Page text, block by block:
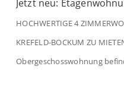
Jetzt neu:
HOCHWERTIGE 4
KREFELD-BOCKUM ZU
Obergeschosswohnung